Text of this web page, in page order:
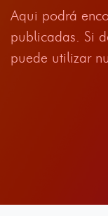
Aqui podrá
publicadas. Si
puede utilizar